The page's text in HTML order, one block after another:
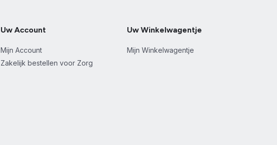
Uw Account
Mijn Account
Zakelijk bestellen voor Zorg
Uw Winkelwagentje
Mijn Winkelwagentje